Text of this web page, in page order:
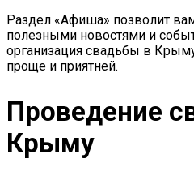
Раздел «Афиша» позволит
полезными новостями и
организация свадьбы в
проще и приятней.
Проведение
Крыму